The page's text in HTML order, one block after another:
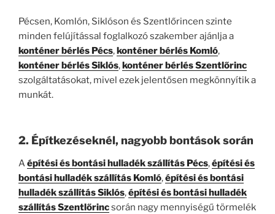
Pécsen, Komlón, Siklóson és Szentlőrincen szinte
minden felújítással foglalkozó szakember ajánlja a
konténer bérlés Pécs,konténer bérlés Komló,
konténer bérlés Siklós,konténer bérlés Szentlőrinc
szolgáltatásokat, mivel ezek jelentősen megkönnyítik a
munkát.
2. Építkezéseknél, nagyobb bontások során
Aépítési és bontási hulladék szállítás Pécs,építési és
bontási hulladék szállítás Komló,építési és bontási
hulladék szállítás Siklós,építési és bontási hulladék
szállítás Szentlőrincsorán nagy mennyiségű törmelék